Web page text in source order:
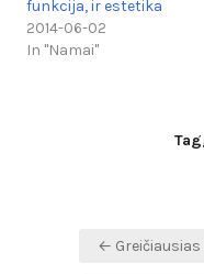
funkcija, ir estetika
2014-06-02
In "Namai"
Navigacija
←